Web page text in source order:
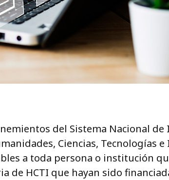
del Sistema Nacional
Ciencias, Tecnologías e
a toda persona o institución
de HCTI que hayan sido